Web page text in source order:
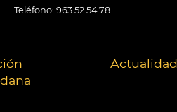
Teléfono: 963 52 54 78
Actualidad